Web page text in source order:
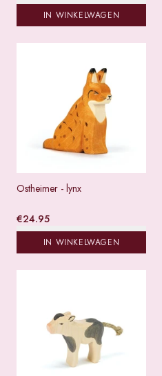
IN WINKELWAGEN
Ostheimer - lynx
€24.95
IN WINKELWAGEN